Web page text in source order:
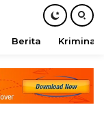
Berita Kriminal